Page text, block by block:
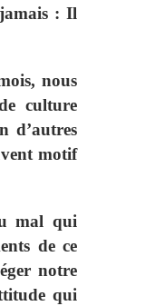
: Il
nous
culture
d’autres
motif
mal qui
de ce
notre
qui